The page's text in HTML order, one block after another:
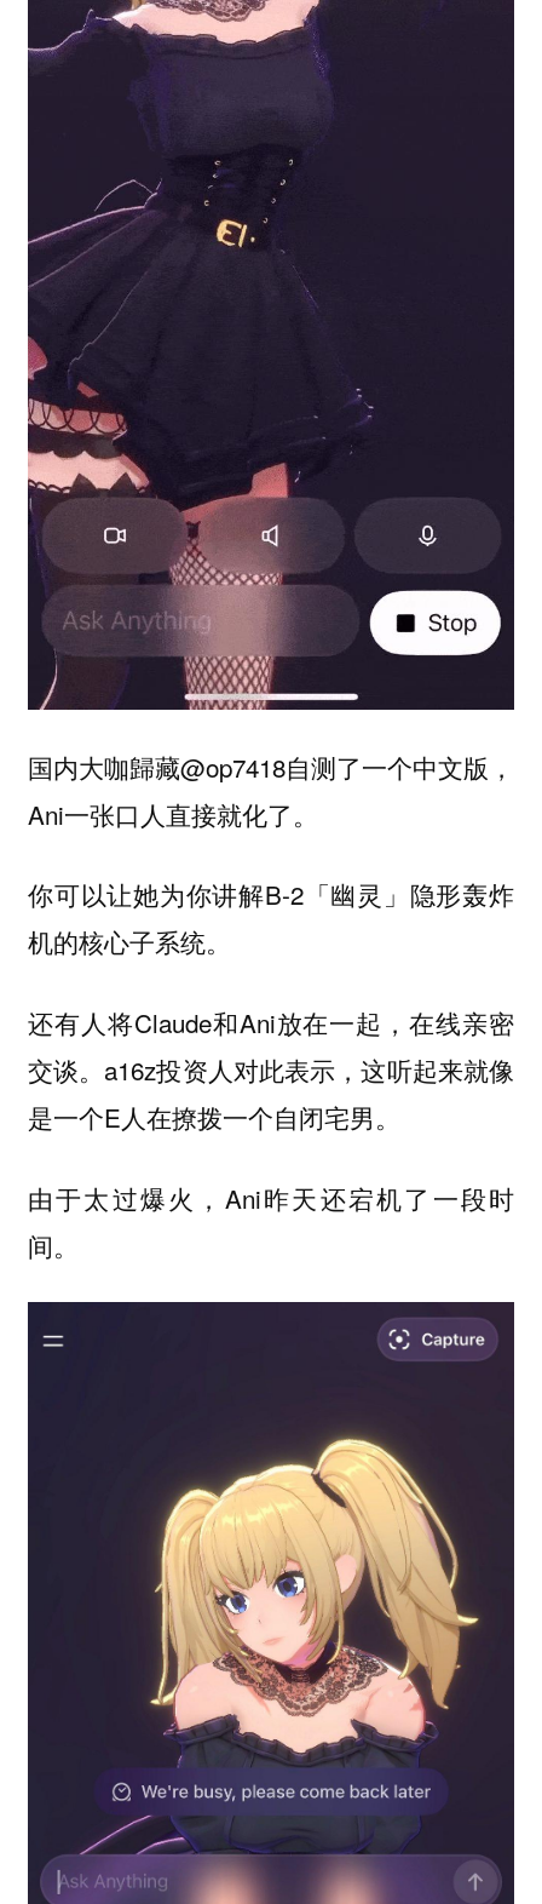
国内大咖歸藏@op7418自测了一个中文版，
Ani一张口人直接就化了。
你可以让她为你讲解B-2「幽灵」隐形轰炸
机的核心子系统。
还有人将Claude和Ani放在一起，在线亲密
交谈。a16z投资人对此表示，这听起来就像
是一个E人在撩拨一个自闭宅男。
由于太过爆火，Ani昨天还宕机了一段时
间。